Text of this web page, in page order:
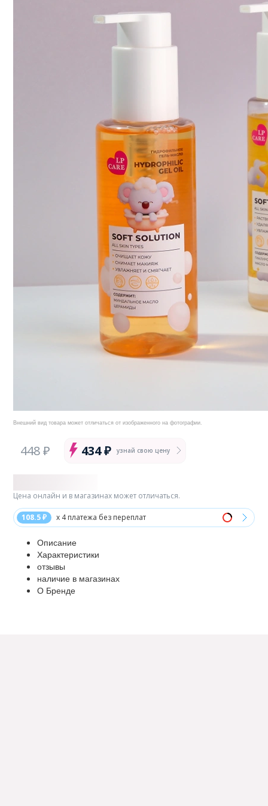
Внешний вид товара может отличаться от изображенного на фотографии.
448 ₽ 434 ₽ узнай свою цену
108.5 ₽ x 4 платежа без переплат
Цена онлайн и в магазинах может отличаться.
Описание
Характеристики
отзывы
наличие в магазинах
О Бренде